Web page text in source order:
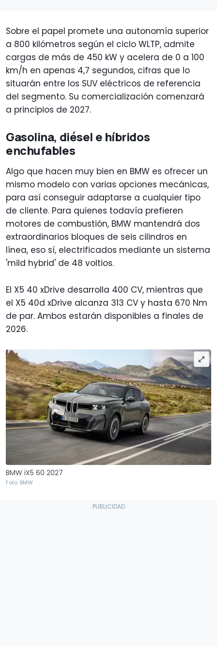
Sobre el papel promete una autonomía superior
a 800 kilómetros según el ciclo WLTP, admite
cargas de más de 450 kW y acelera de 0 a 100
km/h en apenas 4,7 segundos, cifras que lo
situarán entre los SUV eléctricos de referencia
del segmento. Su comercialización comenzará
a principios de 2027.
Gasolina, diésel e híbridos
enchufables
Algo que hacen muy bien en BMW es ofrecer un
mismo modelo con varias opciones mecánicas,
para así conseguir adaptarse a cualquier tipo
de cliente. Para quienes todavía prefieren
motores de combustión, BMW mantendrá dos
extraordinarios bloques de seis cilindros en
línea, eso sí, electrificados mediante un sistema
'mild hybrid' de 48 voltios.
El X5 40 xDrive desarrolla 400 CV, mientras que
el X5 40d xDrive alcanza 313 CV y hasta 670 Nm
de par. Ambos estarán disponibles a finales de
2026.
BMW iX5 60 2027
Foto: BMW